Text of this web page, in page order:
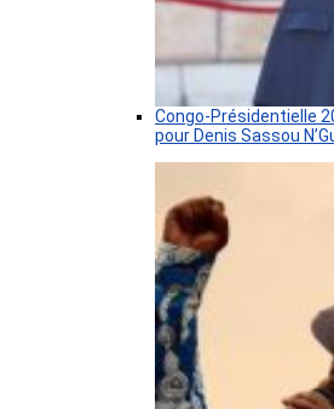
Congo-Présidentielle
pour Denis Sassou